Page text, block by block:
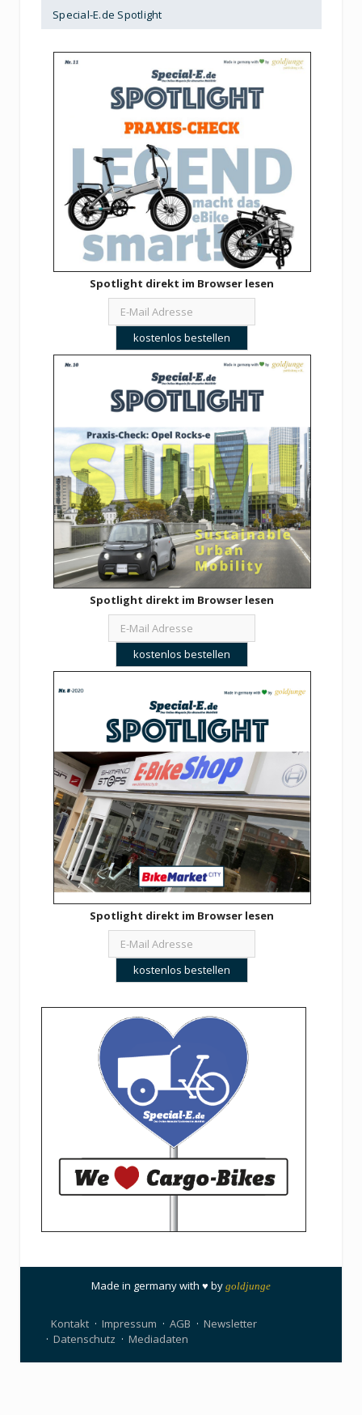
Special-E.de Spotlight
Spotlight direkt im Browser lesen
Spotlight direkt im Browser lesen
Spotlight direkt im Browser lesen
Made in germany with ♥ by goldjunge
Kontakt Impressum AGB
Newsletter
Datenschutz
Mediadaten